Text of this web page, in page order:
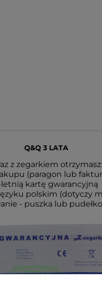
Q&Q 3 LATA
z zegarkiem otrzymasz:
(paragon lub
letnią kartę gwarancyjną
polskim (dotyczy
- puszka lub